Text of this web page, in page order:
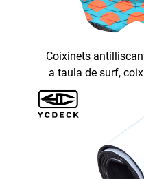
Coixinets
a taula de surf,